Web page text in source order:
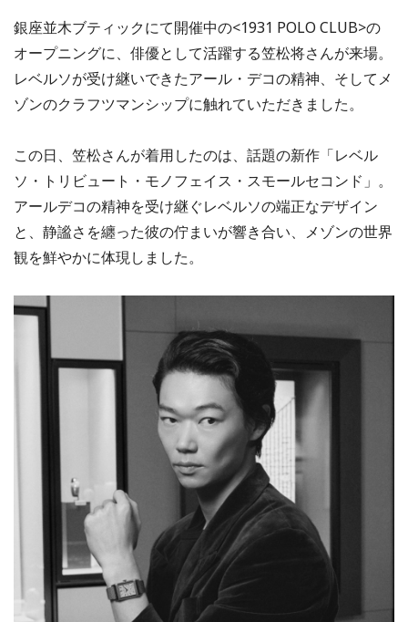
銀座並木ブティックにて開催中の<1931 POLO CLUB>の
オープニングに、俳優として活躍する笠松将さんが来場。
レベルソが受け継いできたアール・デコの精神、そしてメ
ゾンのクラフツマンシップに触れていただきました。
この日、笠松さんが着用したのは、話題の新作「レベル
ソ・トリビュート・モノフェイス・スモールセコンド」。
アールデコの精神を受け継ぐレベルソの端正なデザイン
と、静謐さを纏った彼の佇まいが響き合い、メゾンの世界
観を鮮やかに体現しました。